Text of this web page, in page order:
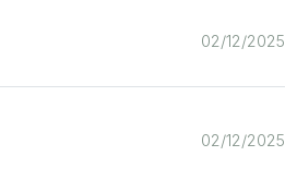
02/12/2025
02/12/2025